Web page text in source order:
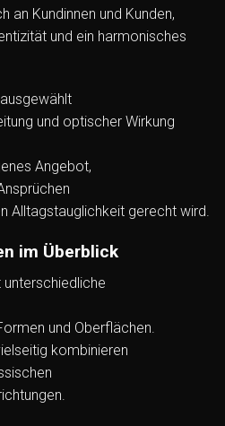
an Kundinnen und Kunden,
und ein harmonisches
und optischer Wirkung
Angebot,
Alltagstauglichkeit gerecht wird.
im Überblick
und Oberflächen.
kombinieren